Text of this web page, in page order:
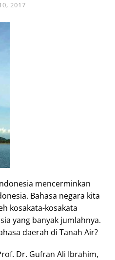
2017
mencerminkan
Bahasa negara kita
kosakata-kosakata
yang banyak jumlahnya.
daerah di Tanah Air?
Dr. Gufran Ali Ibrahim,